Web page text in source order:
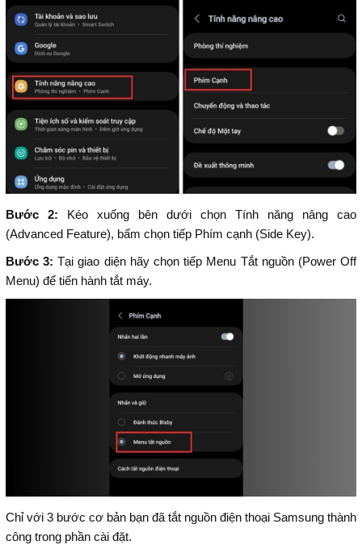
Bước 2: Kéo xuống bên dưới chọn Tính năng nâng cao
(Advanced Feature), bấm chọn tiếp Phím cạnh (Side Key).
Bước 3:Tại giao diện hãy chọn tiếp Menu Tắt nguồn (Power Off
Menu) để tiến hành tắt máy.
Chỉ với 3 bước cơ bản bạn đã tắt nguồn điện thoại Samsung thành
công trong phần cài đặt.